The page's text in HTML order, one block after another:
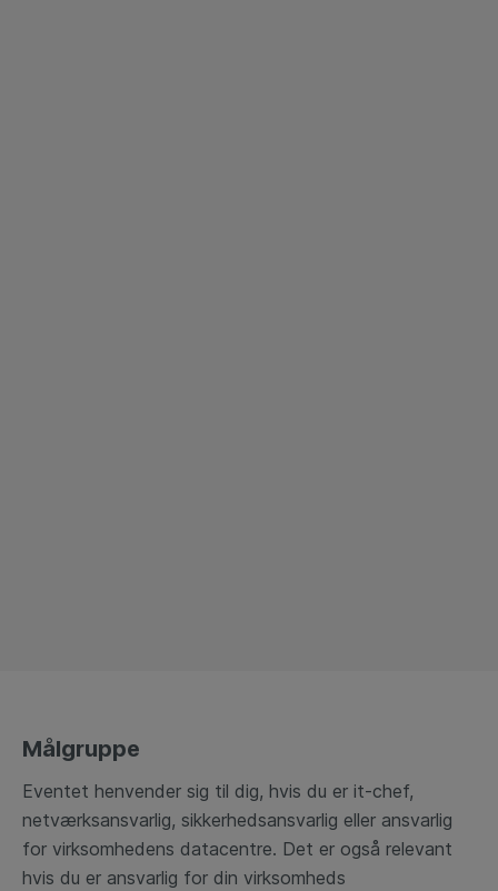
Målgruppe
Eventet henvender sig til dig, hvis du er it-chef,
netværksansvarlig, sikkerhedsansvarlig eller ansvarlig
for virksomhedens datacentre. Det er også relevant
hvis du er ansvarlig for din virksomheds